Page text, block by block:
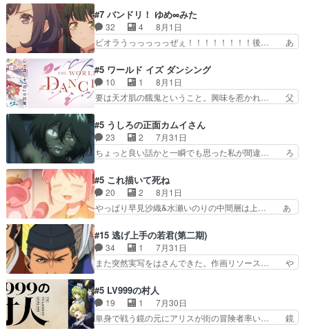
過去には同情の言葉しか…シ… 奥様に悲しい過
去…萌え袖が可愛いね、と思… ドレゲネとシタ
ラ、2人だけの同盟が結成さ…
とメスってて何この可愛い生物。クラス… 付き合
い始めたら始めたでまた違った悩みが… と一歩ず
つ踏み出す黒絵ちゃん微笑ま新汰の… ツインテー
ルが可愛いお茶目な妹ちゃんです… しかも過去も
らっしゃるからかしらお顔が… 黒絵「怪獣に憧れ
るのはいいけど自分自身が… 素の自分はどちらな
のかはまだ不明だが見せ…
#7 バンドリ！ ゆめ∞みた
32 4
8月1日
ビオラうっっっっっぜぇ！！！！！！！！後… あ
ラが悪魔すぎて気分が悪くなってきたこ… 声優ま
とめました(７話まで)仲町あられ/… ビオラの策略
がバッチリ嵌って最高wwwこ… 自信あれば評価
なんて気にしないし、充実し… ・バーチャルだけ
け？と思ったら歌唱シーン… の、らいぶシーン
＿!!­­--­­--­… それだけでええやん！！しかし、ビオラ
が仕…
#5 ワールド イズ ダンシング
10 1
8月1日
要は天才肌の餓鬼ということ。興味を惹かれ… 父
の鬼夜叉と田楽の増次郎。小さないざこ… 着眼点
は良くとも、先鋭的すぎるのか。芸能… 鬼夜叉は
石也と共に観世座をあとにし、三条… 観世座を離
れ、三条坊門御所で日々を送る鬼… 「お前(鬼夜
子舞勝負。鬼夜叉は猫の動き… 登場人物の我が強
い。新しい獅子舞に拘って… 第５話を
primevideoで視聴しまし…
#5 うしろの正面カムイさん
23 2
7月31日
ちょっと良い話かと一瞬でも思った私が間違… ろ
も1日お疲れ様でした～───昨晩～今… 幼女に拾
われたお市ちゃんの恩返し。化け猫… 役にて出演
させていただきました。ジョアン… トイ・ストー
リーみたいな始まり。流石に除… 猫相手になんで
し良い話化け猫は油が好物… 今回はあかやし1体
のみで15分。金持ちの… 今更だけど霊が性行為
で祓えることは何とな…
#5 これ描いて死ね
20 2
8月1日
やっぱり早見沙織&水瀬いのりの中間層は上… あ
人物が増えてわいわいしたところが好き… 初コミ
ティアで２０冊刷りは妥当だよね。俺… 藤森さん
のママ向けの漫画で、また涙腺が⋯… 〜漫画に
「想い」をこめよう｣娘に漫画であ… 何回この作
てコミティアっていいなあ。同… コミティア参加
のしおりを徹夜で作る先生(… お母さん、娘にあ
んな漫画描かれたら泣いち…
#15 逃げ上手の若君(第二期)
34 1
7月31日
また突然実写をはさんできた。作画リソース… や
歳まで童貞だと魔法使いになれるという… こっち
の諏訪の三大将もまたクセが強いw色… 頼重が完
全にブレーンだよね毎回敵キャラが… 弧次郎「欲
を我慢して強くなれるなら大飯食… 変化球な演出
#5 LV999の村人
19 1
7月30日
単身で戦う鏡の元にアリスが街の冒険者率い… 鏡